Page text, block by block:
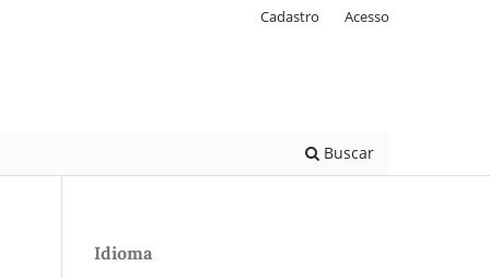
Buscar
Cadastro Acesso
Idioma